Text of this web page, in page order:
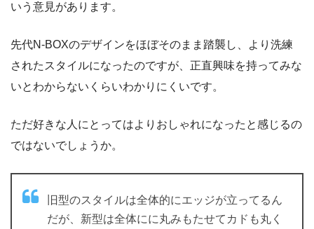
いう意見があります。
先代N-BOXのデザインをほぼそのまま踏襲し、より洗練
されたスタイルになったのですが、正直興味を持ってみな
いとわからないくらいわかりにくいです。
ただ好きな人にとってはよりおしゃれになったと感じるの
ではないでしょうか。
旧型のスタイルは全体的にエッジが立ってるん
だが、新型は全体にに丸みもたせてカドも丸く